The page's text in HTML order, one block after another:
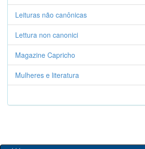
Leituras não canônicas
Lettura non canonici
Magazine Capricho
Mulheres e literatura